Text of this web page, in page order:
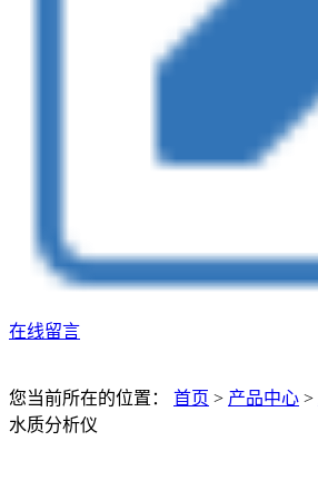
在线留言
您当前所在的位置： 首页 > 产品中心 >
水质分析仪